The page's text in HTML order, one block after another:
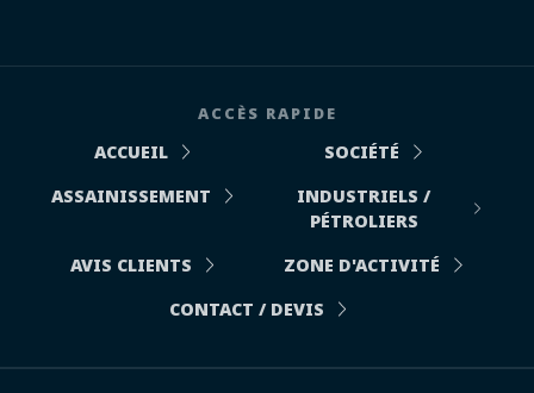
ACCÈS RAPIDE
ACCUEIL
SOCIÉTÉ
ASSAINISSEMENT
INDUSTRIELS /
PÉTROLIERS
AVIS CLIENTS
ZONE D'ACTIVITÉ
CONTACT / DEVIS